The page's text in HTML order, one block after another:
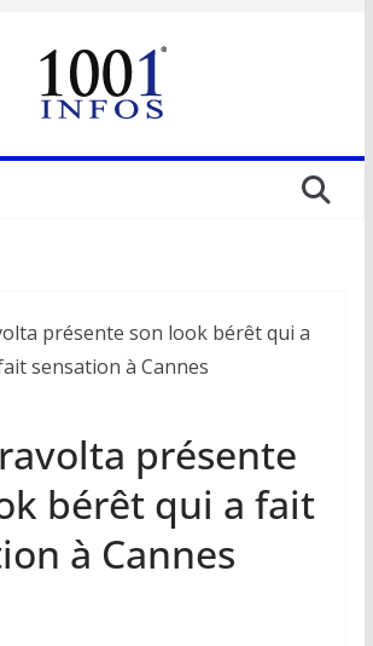
présente
bérêt qui a fait
à Cannes